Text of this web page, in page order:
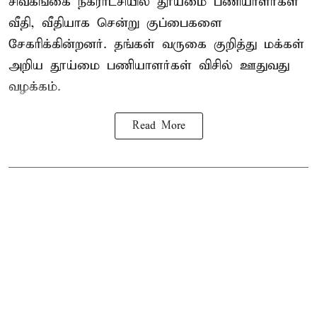
வீதி, வீதியாக சென்று குப்பைகளை
சேகரிக்கின்றனர். தங்கள் வருகை குறித்து மக்கள்
அறிய தூய்மை பணியாளர்கள் விசில் ஊதுவது
வழக்கம்.
Read More